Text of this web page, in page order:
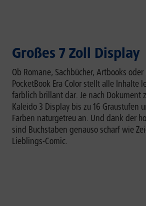
Großes 7 Zoll Display
Ob Romane, Sachbücher, Artbooks
PocketBook Era Color stellt alle Inhalte
farblich brillant dar. Je nach Dokument
Kaleido 3 Display bis zu 16 Graustufen
Farben naturgetreu an. Und dank der
sind Buchstaben genauso scharf wie
Lieblings-Comic.